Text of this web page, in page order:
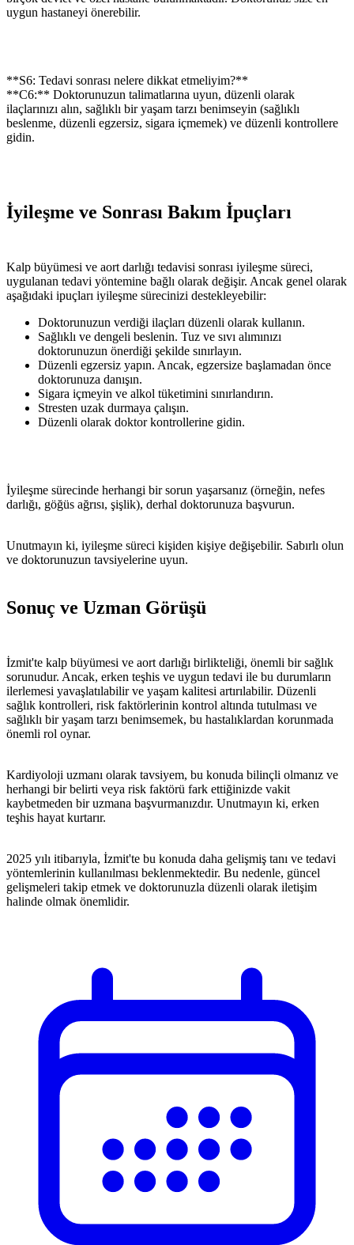
uygun hastaneyi önerebilir.
**S6: Tedavi sonrası nelere dikkat etmeliyim?**
**C6:** Doktorunuzun talimatlarına uyun, düzenli olarak
ilaçlarınızı alın, sağlıklı bir yaşam tarzı benimseyin (sağlıklı
beslenme, düzenli egzersiz, sigara içmemek) ve düzenli kontrollere
gidin.
İyileşme ve Sonrası Bakım İpuçları
Kalp büyümesi ve aort darlığı tedavisi sonrası iyileşme süreci,
uygulanan tedavi yöntemine bağlı olarak değişir. Ancak genel olarak
aşağıdaki ipuçları iyileşme sürecinizi destekleyebilir:
Doktorunuzun verdiği ilaçları düzenli olarak kullanın.
Sağlıklı ve dengeli beslenin. Tuz ve sıvı alımınızı
doktorunuzun önerdiği şekilde sınırlayın.
Düzenli egzersiz yapın. Ancak, egzersize başlamadan önce
doktorunuza danışın.
Sigara içmeyin ve alkol tüketimini sınırlandırın.
Stresten uzak durmaya çalışın.
Düzenli olarak doktor kontrollerine gidin.
İyileşme sürecinde herhangi bir sorun yaşarsanız (örneğin, nefes
darlığı, göğüs ağrısı, şişlik), derhal doktorunuza başvurun.
Unutmayın ki, iyileşme süreci kişiden kişiye değişebilir. Sabırlı olun
ve doktorunuzun tavsiyelerine uyun.
Sonuç ve Uzman Görüşü
İzmit'te kalp büyümesi ve aort darlığı birlikteliği, önemli bir sağlık
sorunudur. Ancak, erken teşhis ve uygun tedavi ile bu durumların
ilerlemesi yavaşlatılabilir ve yaşam kalitesi artırılabilir. Düzenli
sağlık kontrolleri, risk faktörlerinin kontrol altında tutulması ve
sağlıklı bir yaşam tarzı benimsemek, bu hastalıklardan korunmada
önemli rol oynar.
Kardiyoloji uzmanı olarak tavsiyem, bu konuda bilinçli olmanız ve
herhangi bir belirti veya risk faktörü fark ettiğinizde vakit
kaybetmeden bir uzmana başvurmanızdır. Unutmayın ki, erken
teşhis hayat kurtarır.
2025 yılı itibarıyla, İzmit'te bu konuda daha gelişmiş tanı ve tedavi
yöntemlerinin kullanılması beklenmektedir. Bu nedenle, güncel
gelişmeleri takip etmek ve doktorunuzla düzenli olarak iletişim
halinde olmak önemlidir.